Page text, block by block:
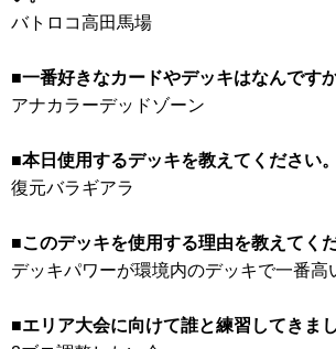
バトロコ高田馬場
■一番好きなカードやデッキはなんです
アナカラーデッドゾーン
■本日使用するデッキを教えてください。
復元バラギアラ
■このデッキを使用する理由を教えてくだ
デッキパワーが環境内のデッキで一番高
■エリア大会に向けて誰と練習してきま